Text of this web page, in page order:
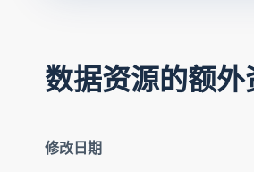
数据资源的额外
修改日期